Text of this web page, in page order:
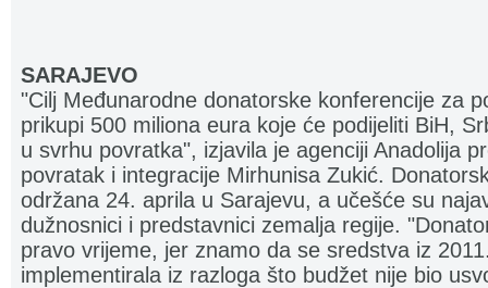
SARAJEVO
"Cilj Međunarodne donatorske konferencije za
prikupi 500 miliona eura koje će podijeliti BiH,
u svrhu povratka", izjavila je agenciji Anadolija
povratak i integracije Mirhunisa Zukić.
održana 24. aprila u Sarajevu, a učešće su
dužnosnici i predstavnici zemalja regije.
pravo vrijeme, jer znamo da se sredstva iz
implementirala iz razloga što budžet nije bio